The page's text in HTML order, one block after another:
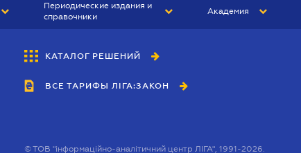
Периодические издания и
справочники
БУХГАЛТЕР&ЗАКОН
ВЕСТНИК МСФО
Академия
КАТАЛОГ РЕШЕНИЙ
ВСЕ ТАРИФЫ ЛІГА:ЗАКОН
©ТОВ "інформаційно-аналітичний центр ЛІГА", 1991-2026.